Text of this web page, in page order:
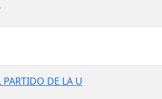
DE LA U